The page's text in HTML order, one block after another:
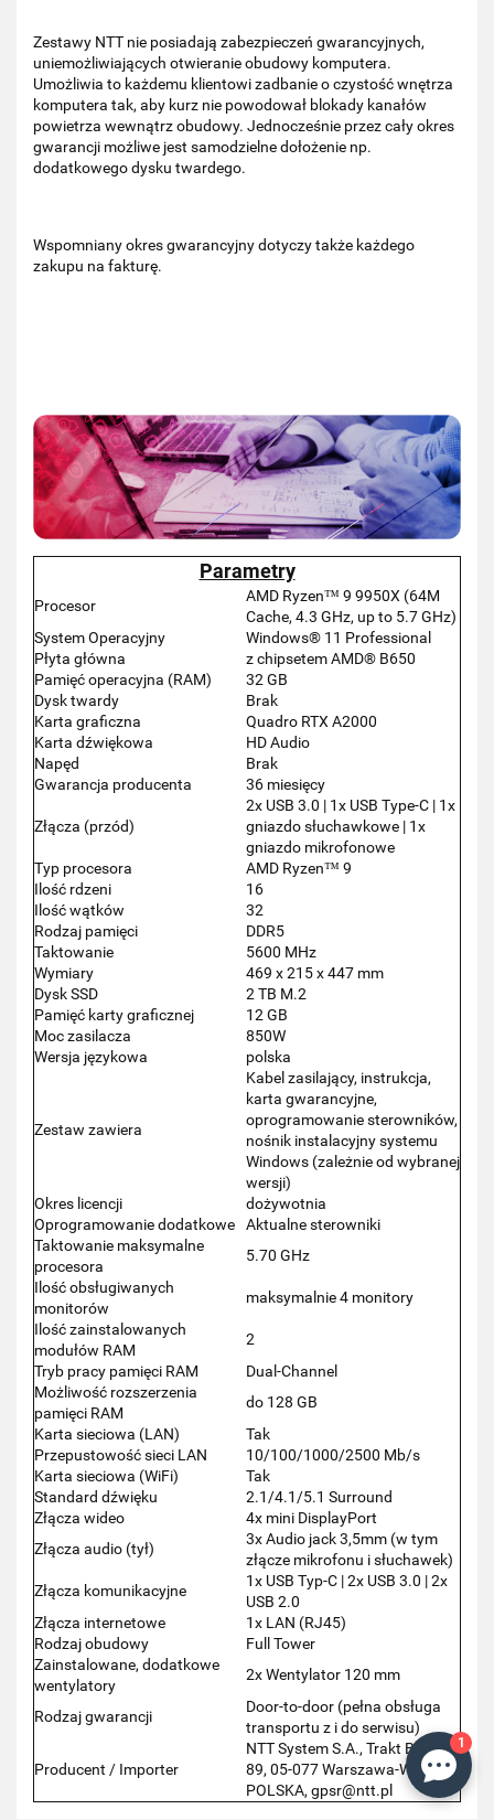
Zestawy NTT nie posiadają zabezpieczeń gwarancyjnych,
uniemożliwiających otwieranie obudowy komputera.
Umożliwia to każdemu klientowi zadbanie o czystość wnętrza
komputera tak, aby kurz nie powodował blokady kanałów
powietrza wewnątrz obudowy. Jednocześnie przez cały okres
gwarancji możliwe jest samodzielne dołożenie np.
dodatkowego dysku twardego.
Wspomniany okres gwarancyjny dotyczy także każdego
zakupu na fakturę.
Parametry
Procesor
AMD Ryzen™ 9 9950X (64M
Cache, 4.3 GHz, up to 5.7 GHz)
System Operacyjny
Windows® 11 Professional
Płyta główna
z chipsetem AMD® B650
Pamięć operacyjna (RAM)
32 GB
Dysk twardy
Brak
Karta graficzna
Quadro RTX A2000
Karta dźwiękowa
HD Audio
Napęd
Brak
Gwarancja producenta
36 miesięcy
Złącza (przód)
2x USB 3.0 | 1x USB Type-C | 1x
gniazdo słuchawkowe | 1x
gniazdo mikrofonowe
Typ procesora
AMD Ryzen™ 9
Ilość rdzeni
16
Ilość wątków
32
Rodzaj pamięci
DDR5
Taktowanie
5600 MHz
Wymiary
469 x 215 x 447 mm
Dysk SSD
2 TB M.2
Pamięć karty graficznej
12 GB
Moc zasilacza
850W
Wersja językowa
polska
Zestaw zawiera
Kabel zasilający, instrukcja,
karta gwarancyjne,
oprogramowanie sterowników,
nośnik instalacyjny systemu
Windows (zależnie od wybranej
wersji)
Okres licencji
dożywotnia
Oprogramowanie dodatkowe
Aktualne sterowniki
Taktowanie maksymalne
procesora
5.70 GHz
Ilość obsługiwanych
monitorów
maksymalnie 4 monitory
Ilość zainstalowanych
modułów RAM
2
Tryb pracy pamięci RAM
Dual-Channel
Możliwość rozszerzenia
pamięci RAM
do 128 GB
Karta sieciowa (LAN)
Tak
Przepustowość sieci LAN
10/100/1000/2500 Mb/s
Karta sieciowa (WiFi)
Tak
Standard dźwięku
2.1/4.1/5.1 Surround
Złącza wideo
4x mini DisplayPort
Złącza audio (tył)
3x Audio jack 3,5mm (w tym
złącze mikrofonu i słuchawek)
Złącza komunikacyjne
1x USB Typ-C | 2x USB 3.0 | 2x
USB 2.0
Złącza internetowe
1x LAN (RJ45)
Rodzaj obudowy
Full Tower
Zainstalowane, dodatkowe
wentylatory
2x Wentylator 120 mm
Rodzaj gwarancji
Door-to-door (pełna obsługa
transportu z i do serwisu)
Producent / Importer
NTT System S.A., Trakt Brzeski
89, 05-077 Warszawa-Wesoła,
POLSKA, gpsr@ntt.pl
1